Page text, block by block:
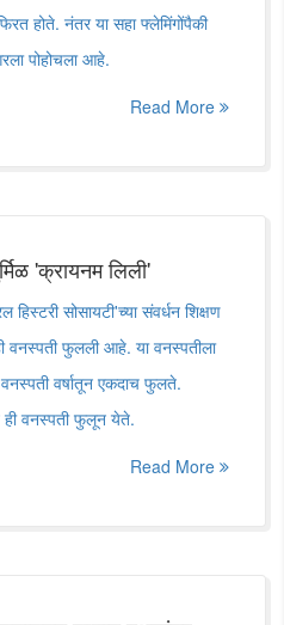
होते. नंतर या सहा फ्लेमिंगोंपैकी
पोहोचला आहे.
Read More
'क्रायनम लिली'
हिस्टरी सोसायटी'च्या संवर्धन शिक्षण
वनस्पती फुलली आहे. या वनस्पतीला
वर्षातून एकदाच फुलते.
ही वनस्पती फुलून येते.
Read More